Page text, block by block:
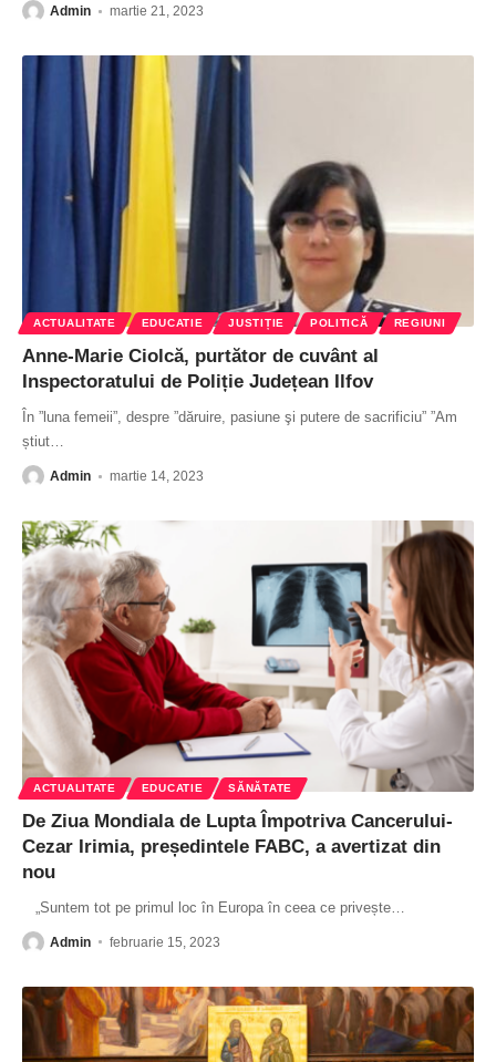
Admin martie 21, 2023
ACTUALITATE EDUCATIE JUSTIȚIE POLITICĂ REGIUNI
Anne-Marie Ciolcă, purtător de cuvânt al
Inspectoratului de Poliție Județean Ilfov
În ”luna femeii”, despre ”dăruire, pasiune şi putere de sacrificiu” ”Am
știut…
Admin martie 14, 2023
ACTUALITATE EDUCATIE SĂNĂTATE
De Ziua Mondiala de Lupta Împotriva Cancerului-
Cezar Irimia, președintele FABC, a avertizat din
nou
„Suntem tot pe primul loc în Europa în ceea ce privește
Admin februarie 15, 2023